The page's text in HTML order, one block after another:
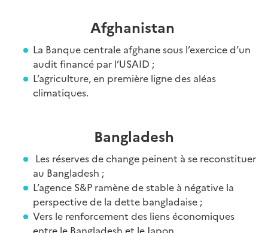
Afghanistan
La Banque centrale afghane sous l’exercice d’un
audit financé par l’USAID ;
L’agriculture, en première ligne des aléas
climatiques.
Bangladesh
Les réserves de change peinent à se reconstituer
au Bangladesh ;
L’agence S&P ramène de stable à négative la
perspective de la dette bangladaise ;
Vers le renforcement des liens économiques
entre le Bangladesh et le Japon.